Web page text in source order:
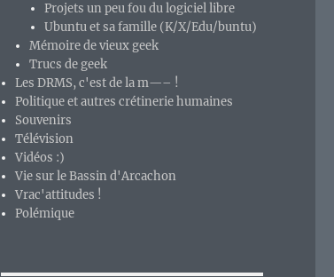
Projets un peu fou du logiciel libre
Ubuntu et sa famille (K/X/Edu/buntu)
Mémoire de vieux geek
Trucs de geek
Les DRMS, c'est de la m—– !
Politique et autres crétinerie humaines
Souvenirs
Télévision
Vidéos :)
Vie sur le Bassin d'Arcachon
Vrac'attitudes !
Polémique